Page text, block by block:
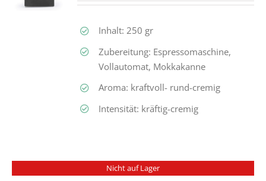
Inhalt: 250 gr
Zubereitung: Espressomaschine,
Vollautomat, Mokkakanne
Aroma: kraftvoll- rund-cremig
Intensität: kräftig-cremig
Nicht auf Lager